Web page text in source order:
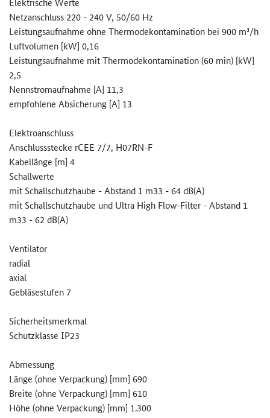
Netzanschluss 220 - 240 V, 50/60 Hz
Leistungsaufnahme ohne Thermodekontamination bei 900 m³/h
Luftvolumen [kW] 0,16
Leistungsaufnahme mit Thermodekontamination (60 min) [kW]
2,5
Nennstromaufnahme [A] 11,3
empfohlene Absicherung [A] 13
Elektroanschluss
Anschlussstecke rCEE 7/7, H07RN-F
Kabellänge [m] 4
Schallwerte
mit Schallschutzhaube - Abstand 1 m33 - 64 dB(A)
mit Schallschutzhaube und Ultra High Flow-Filter - Abstand 1
m33 - 62 dB(A)
Ventilator
radial
axial
Gebläsestufen 7
Sicherheitsmerkmal
Schutzklasse IP23
Abmessung
Länge (ohne Verpackung) [mm] 690
Breite (ohne Verpackung) [mm] 610
Höhe (ohne Verpackung) [mm] 1.300